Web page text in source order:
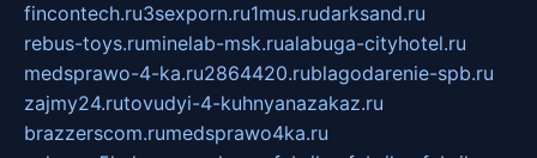
fincontech.ru3sexporn.ru1mus.rudarksand.ru
rebus-toys.ruminelab-msk.rualabuga-cityhotel.ru
medsprawo-4-ka.ru2864420.rublagodarenie-spb.ru
zajmy24.rutovudyi-4-kuhnyanazakaz.ru
brazzerscom.rumedsprawo4ka.ru